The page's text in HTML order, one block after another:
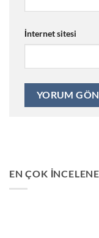
İnternet sitesi
EN ÇOK